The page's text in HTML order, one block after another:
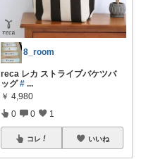
8_room
reca レカ ストライプバケツバ
ッグ# ...
￥ 4,980
0 0 1
コレ いいね